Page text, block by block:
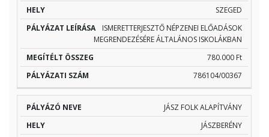
SZEGED
ISMERETTERJESZTŐ NÉPZENEI ELŐADÁSOK
MEGRENDEZÉSÉRE ÁLTALÁNOS ISKOLÁKBAN
780.000 Ft
786104/00367
JÁSZ FOLK ALAPÍTVÁNY
JÁSZBERÉNY